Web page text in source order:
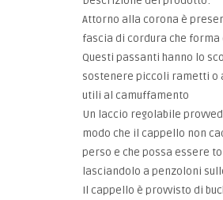
Attorno alla corona è
fascia di cordura che forma
Questi passanti hanno lo
sostenere piccoli rametti o
utili al camuffamento
Un laccio regolabile
modo che il cappello non
perso e che possa essere
lasciandolo a penzoloni
Il cappello è provvisto di